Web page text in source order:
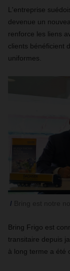
L'entreprise
devenue un
renforce les liens
clients bénéficient
uniformes.
Bring Frigo est
transitaire depuis
à long terme a été